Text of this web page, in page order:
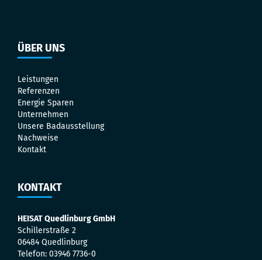
ÜBER UNS
Leistungen
Referenzen
Energie Sparen
Unternehmen
Unsere Badausstellung
Nachweise
Kontakt
KONTAKT
HEISAT Quedlinburg GmbH
Schillerstraße 2
06484 Quedlinburg
Telefon: 03946 7736-0